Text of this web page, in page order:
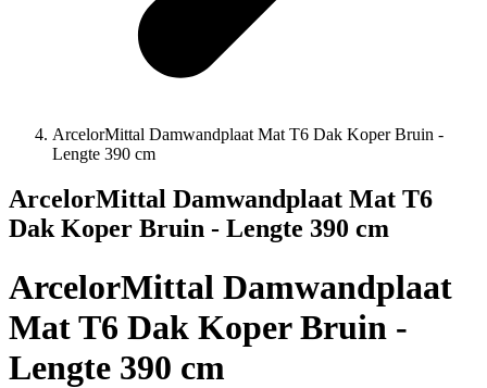
ArcelorMittal Damwandplaat Mat T6 Dak Koper Bruin -
Lengte 390 cm
ArcelorMittal Damwandplaat Mat T6
Dak Koper Bruin - Lengte 390 cm
ArcelorMittal Damwandplaat
Mat T6 Dak Koper Bruin -
Lengte 390 cm